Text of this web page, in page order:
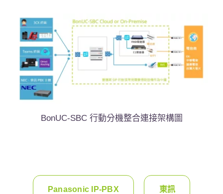
BonUC-SBC 行動分機整合連接架構圖
Panasonic IP-PBX 東訊